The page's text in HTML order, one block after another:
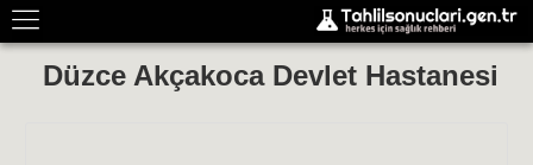
Düzce Akçakoca Devlet Hastanesi